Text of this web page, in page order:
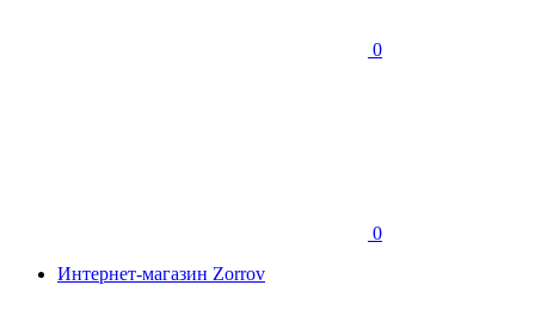
0
0
Интернет-магазин Zorrov